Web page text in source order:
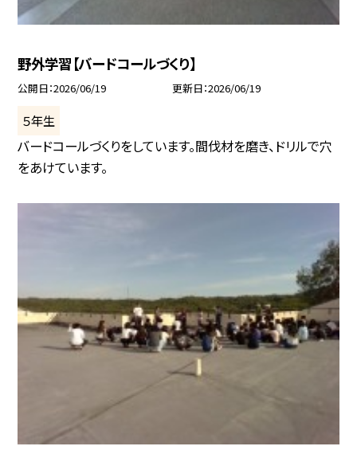
野外学習【バードコールづくり】
公開日 2026/06/19 更新日 2026/06/19
５年生
バードコールづくりをしています。間伐材を磨き、ドリルで穴
をあけています。